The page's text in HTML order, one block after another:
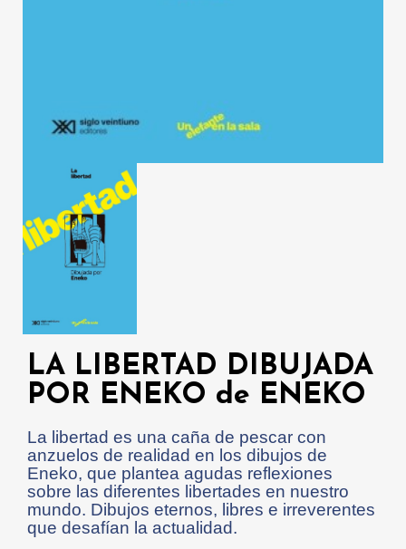
LA LIBERTAD DIBUJADA
POR ENEKO de ENEKO
La libertad es una caña de pescar con
anzuelos de realidad en los dibujos de
Eneko, que plantea agudas reflexiones
sobre las diferentes libertades en nuestro
mundo. Dibujos eternos, libres e irreverentes
que desafían la actualidad.